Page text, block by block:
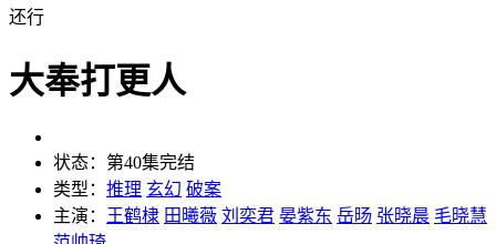
还行
大奉打更人
状态： 第40集完结
类型： 推理 玄幻 破案
主演：
王鹤棣 田曦薇 刘奕君 晏紫东 岳旸 张晓晨 毛晓慧